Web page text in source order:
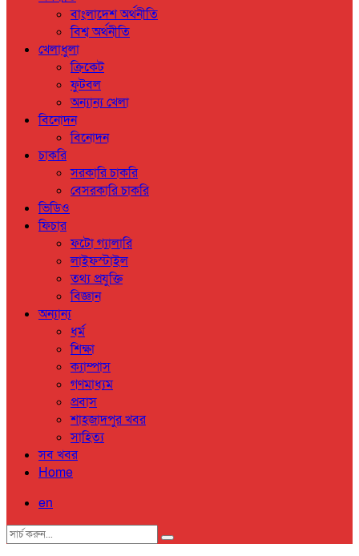
বাংলাদেশ অর্থনীতি
বিশ্ব অর্থনীতি
খেলাধুলা
ক্রিকেট
ফুটবল
অন্যান্য খেলা
বিনোদন
বিনোদন
চাকরি
সরকারি চাকরি
বেসরকারি চাকরি
ভিডিও
ফিচার
ফটো গ্যালারি
লাইফস্টাইল
তথ্য প্রযুক্তি
বিজ্ঞান
অন্যান্য
ধর্ম
শিক্ষা
ক্যাম্পাস
গণমাধ্যম
প্রবাস
শাহজাদপুর খবর
সাহিত্য
সব খবর
Home
en